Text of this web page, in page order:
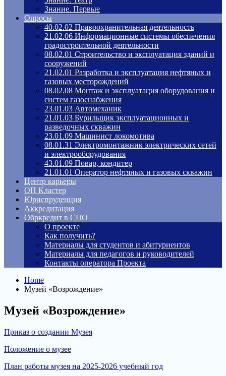
Знание. Первые
Опросы
40.02.02 Правоохранительная деятельность
21.02.06 Информационные системы обеспечения
градостроительной деятельности
08.02.01 Строительство и эксплуатация зданий и
сооружений
21.02.01 Разработка и эксплуатация нефтяных и
газовых месторождений
08.02.08 Монтаж и эксплуатация оборудования и
систем газоснабжения
23.01.03 Автомеханик
21.01.03 Бурильщик эксплуатационных и
разведочных скважин
23.01.09 Машинист локомотива
08.01.31 Электромонтажник электрических сетей
и электрооборудования
43.01.09 Повар, кондитер
21.01.01 Оператор нефтяных и газовых скважин
Центр карьеры
ОП Кластер
Юриспруденция
Аккредитация
Обркредит в СПО
О проекте
Как получить?
Материалы для студентов и абитуриентов
Материалы для педагогов и руководителей
Контакты оператора Проекта
Home
Музей «Возрождение»
Музей «Возрождение»
Приказ о создании Музея
Положение о музее
План работы музея на 2025-2026 учебный год